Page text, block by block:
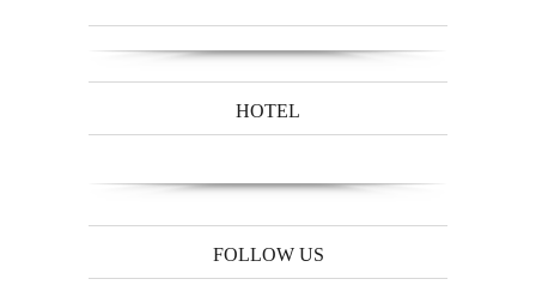
HOTEL
FOLLOW US